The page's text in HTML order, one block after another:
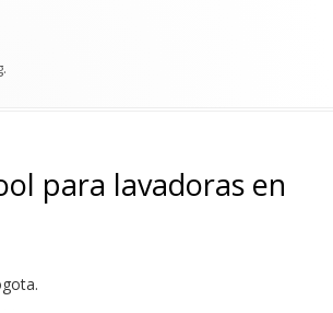
.
para lavadoras en